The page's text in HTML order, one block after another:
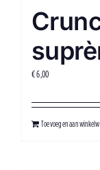
€6,00
Toevoegen aan